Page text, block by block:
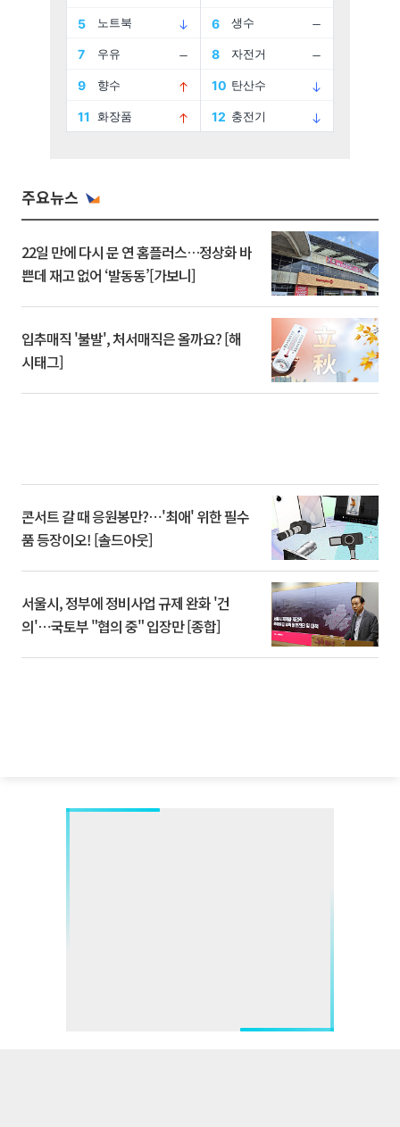
주요뉴스
22일 만에 다시 문 연 홈플러스…정상화 바
쁜데 재고 없어 ‘발동동’[가보니]
입추매직 '불발', 처서매직은 올까요? [해
시태그]
콘서트 갈 때 응원봉만?⋯'최애' 위한 필수
품 등장이오! [솔드아웃]
서울시, 정부에 정비사업 규제 완화 '건
의'⋯국토부 "협의 중" 입장만 [종합]